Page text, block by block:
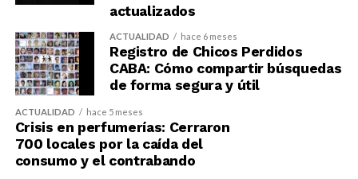
actualizados
ACTUALIDAD hace 6 meses
Registro de Chicos Perdidos
CABA: Cómo compartir búsquedas
de forma segura y útil
ACTUALIDAD hace 5 meses
Crisis en perfumerías: Cerraron
700 locales por la caída del
consumo y el contrabando